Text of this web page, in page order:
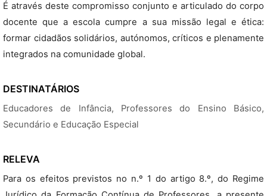
É através deste compromisso conjunto e articulado do corpo
docente que a escola cumpre a sua missão legal e ética:
formar cidadãos solidários, autónomos, críticos e plenamente
integrados na comunidade global.
DESTINATÁRIOS
Educadores de Infância, Professores do Ensino Básico,
Secundário e Educação Especial
RELEVA
Para os efeitos previstos no n.º 1 do artigo 8.º, do Regime